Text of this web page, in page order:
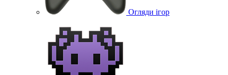
Огляди ігор